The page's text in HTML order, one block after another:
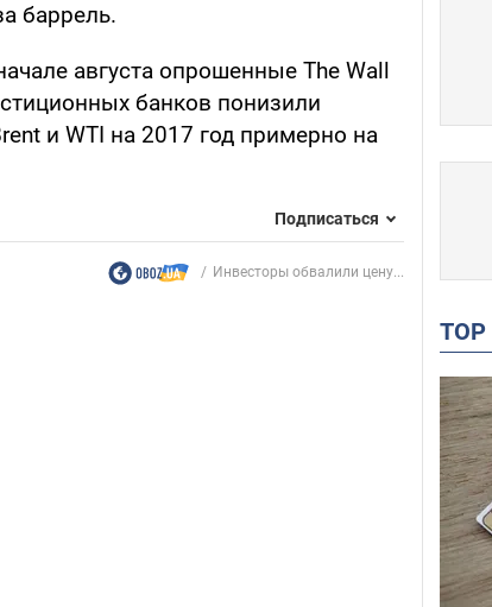
баррель.
августа опрошенные The Wall
банков понизили
и WTI на 2017 год примерно на
Подписаться
Инвесторы обвалили цену...